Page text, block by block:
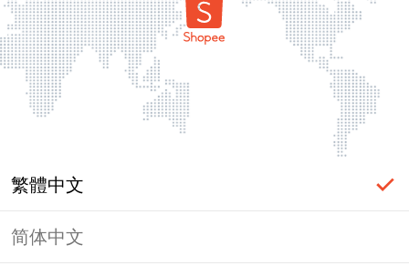
繁體中文
简体中文